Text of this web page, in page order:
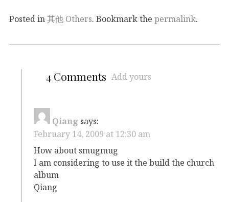
Posted in其他 Others. Bookmark the permalink.
4 Comments Add yours
Qiang says:
February 14, 2009 at 12:30 am
How about smugmug
I am considering to use it the build the church
album
Qiang